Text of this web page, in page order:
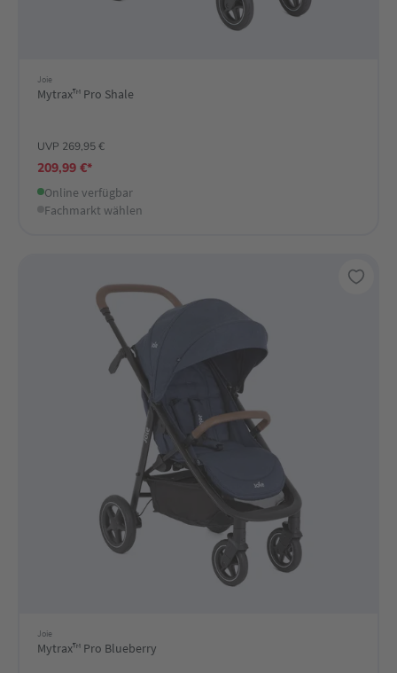
Joie
Mytrax™ Pro Shale
UVP 269,95 €
209,99 €*
Online verfügbar
Fachmarkt wählen
Joie
Mytrax™ Pro Blueberry